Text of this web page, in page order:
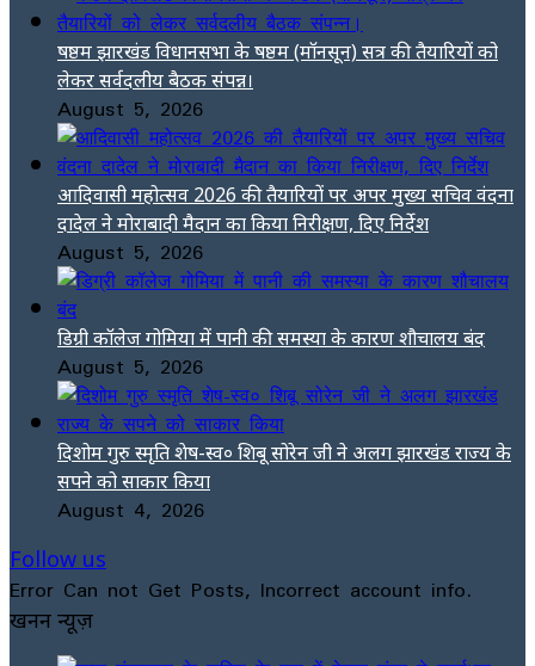
षष्ठम झारखंड विधानसभा के षष्ठम (मॉनसून) सत्र की तैयारियों को
लेकर सर्वदलीय बैठक संपन्न।
August 5, 2026
आदिवासी महोत्सव 2026 की तैयारियों पर अपर मुख्य सचिव वंदना
दादेल ने मोराबादी मैदान का किया निरीक्षण, दिए निर्देश
August 5, 2026
डिग्री कॉलेज गोमिया में पानी की समस्या के कारण शौचालय बंद
August 5, 2026
दिशोम गुरु स्मृति शेष-स्व० शिबू सोरेन जी ने अलग झारखंड राज्य के
सपने को साकार किया
August 4, 2026
Follow us
Error Can not Get Posts, Incorrect account info.
खनन न्यूज़